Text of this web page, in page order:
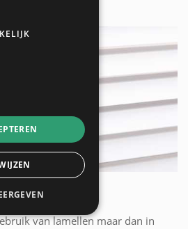
van lamellen maar dan in